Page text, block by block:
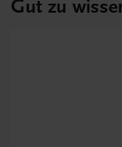
Gut zu